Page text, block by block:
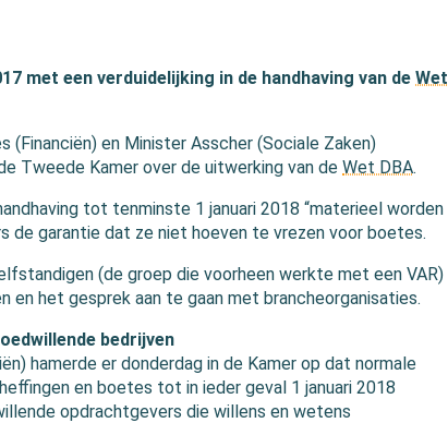
met een verduidelijking in de handhaving van de Wet
en Minister Asscher (Sociale Zaken)
Tweede Kamer over de uitwerking van de Wet DBA.
tot tenminste 1 januari 2018 “materieel worden
de garantie dat ze niet hoeven te vrezen voor boetes.
(de groep die voorheen werkte met een VAR)
en het gesprek aan te gaan met brancheorganisaties.
bedrijven
hamerde er donderdag in de Kamer op dat normale
en boetes tot in ieder geval 1 januari 2018
opdrachtgevers die willens en wetens